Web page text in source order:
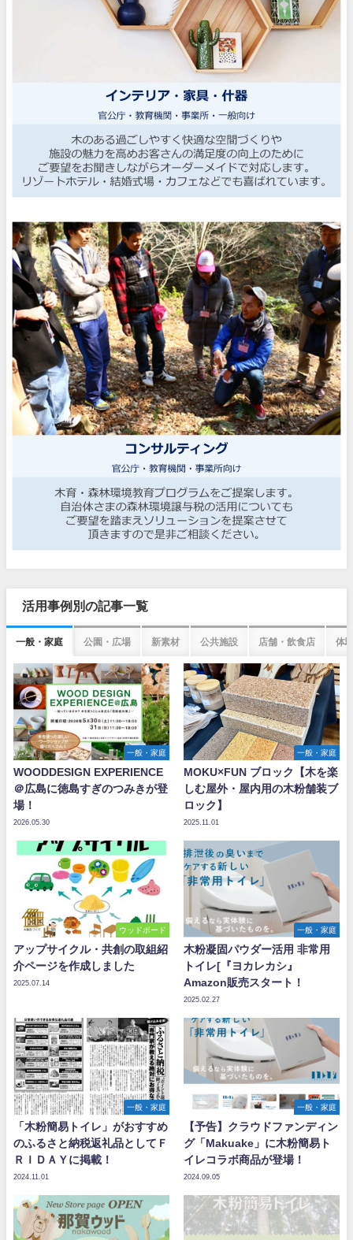
活用事例別の記事一覧
一般・家庭 公園・広場 新素材 公共施設 店舗・飲食店 体
一般・家庭
WOODDESIGN EXPERIENCE
＠広島に徳島すぎのつみきが登
場！
2026.05.30
一般・家庭
MOKU×FUN ブロック【木を楽
しむ屋外・屋内用の木粉舗装ブ
ロック】
2025.11.01
ウッドボード
アップサイクル・共創の取組紹
介ページを作成しました
2025.07.14
一般・家庭
木粉凝固パウダー活用 非常用
トイレ[『ヨカレカシ』
Amazon販売スタート！
2025.02.27
一般・家庭
「木粉簡易トイレ」がおすすめ
のふるさと納税返礼品としてＦ
ＲＩＤＡＹに掲載！
2024.11.01
一般・家庭
【予告】クラウドファンディン
グ「Makuake」に木粉簡易ト
イレコラボ商品が登場！
2024.09.05